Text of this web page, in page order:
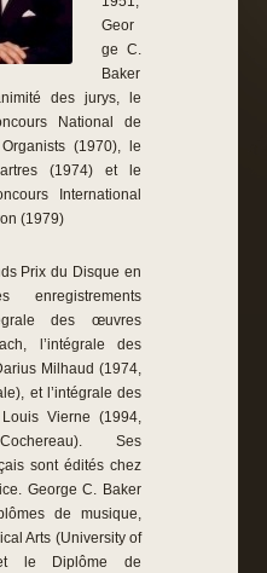
Geor
ge C.
Baker
des jurys, le
National de
(1970), le
(1974) et le
International
(1979)
Prix du Disque en
des œuvres
l’intégrale des
Milhaud (1974,
et l’intégrale des
Vierne (1994,
Ses
sont édités chez
George C. Baker
de musique,
Arts (University of
le Diplôme de